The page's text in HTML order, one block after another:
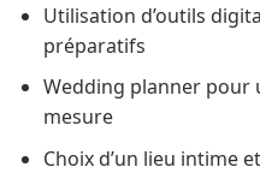
Utilisation d’outils
préparatifs
Wedding planner pour
mesure
Choix d’un lieu intime